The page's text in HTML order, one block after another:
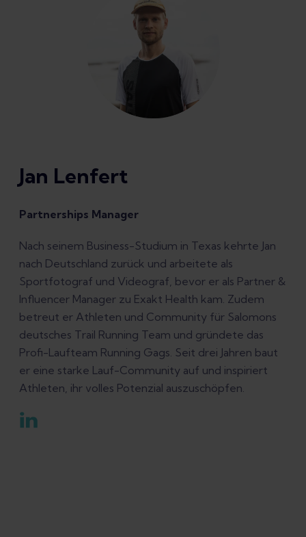
Jan Lenfert
Partnerships Manager
Nach seinem Business-Studium in Texas kehrte Jan
nach Deutschland zurück und arbeitete als
Sportfotograf und Videograf, bevor er als Partner &
Influencer Manager zu Exakt Health kam. Zudem
betreut er Athleten und Community für Salomons
deutsches Trail Running Team und gründete das
Profi-Laufteam Running Gags. Seit drei Jahren baut
er eine starke Lauf-Community auf und inspiriert
Athleten, ihr volles Potenzial auszuschöpfen.